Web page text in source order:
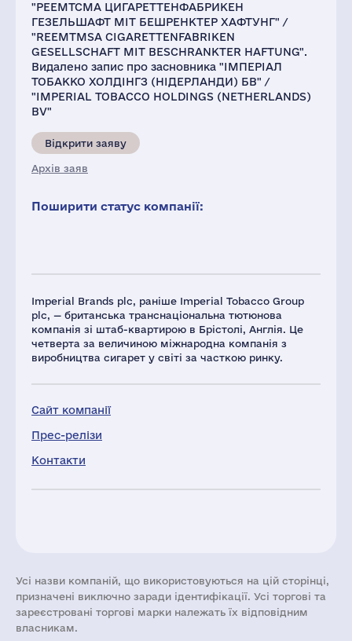
Imperial Brands plc, раніше Imperial Tobacco Group
plc, — британська транснаціональна тютюнова
компанія зі штаб-квартирою в Брістолі, Англія. Це
четверта за величиною міжнародна компанія з
виробництва сигарет у світі за часткою ринку.
Сайт компанії
Прес-релізи
Контакти
"РЕЕМТСМА ЦИГАРЕТТЕНФАБРИКЕН
ГЕЗЕЛЬШАФТ МІТ БЕШРЕНКТЕР ХАФТУНГ" /
"REEMTMSA CIGARETTENFABRIKEN
GESELLSCHAFT MIT BESCHRANKTER HAFTUNG".
Видалено запис про засновника "ІМПЕРІАЛ
ТОБАККО ХОЛДІНГЗ (НІДЕРЛАНДИ) БВ" /
"IMPERIAL TOBACCO HOLDINGS (NETHERLANDS)
BV"
Відкрити заяву
Архів заяв
Поширити статус компанії:
Усі назви компаній, що використовуються на цій сторінці,
призначені виключно заради ідентифікації. Усі торгові та
зареєстровані торгові марки належать їх відповідним
власникам.